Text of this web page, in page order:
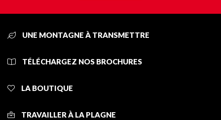
UNE MONTAGNE À TRANSMETTRE
TÉLÉCHARGEZ NOS BROCHURES
LA BOUTIQUE
TRAVAILLER À LA PLAGNE